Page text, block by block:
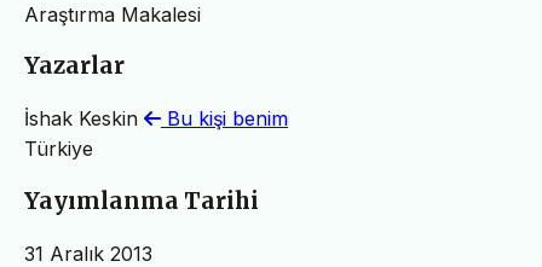
Araştırma Makalesi
Yazarlar
İshak Keskin
Bu kişi benim
Türkiye
Yayımlanma Tarihi
31 Aralık 2013